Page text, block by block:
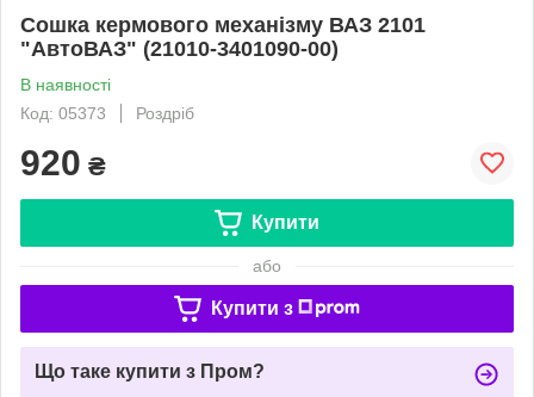
Сошка кермового механізму ВАЗ 2101
"АвтоВАЗ" (21010-3401090-00)
В наявності
Код: 05373
Роздріб
920 ₴
Купити
або
Купити з
Що таке купити з Пром?